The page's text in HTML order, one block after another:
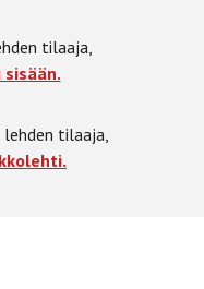
tilaaja,
sisään.
tilaaja,